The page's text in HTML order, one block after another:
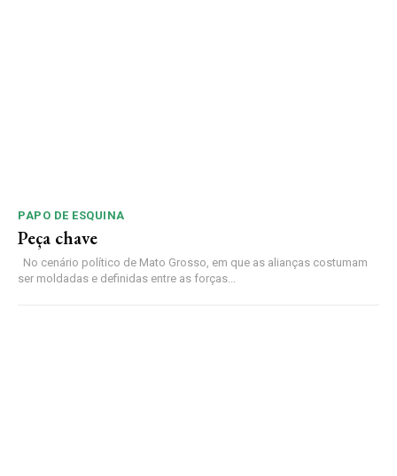
PAPO DE ESQUINA
Peça chave
No cenário político de Mato Grosso, em que as alianças costumam
ser moldadas e definidas entre as forças...